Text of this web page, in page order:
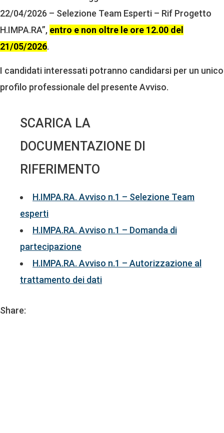
22/04/2026 – Selezione Team Esperti – Rif Progetto
H.IMPA.RA”, entro e non oltre le ore 12.00 del
21/05/2026.
I candidati interessati potranno candidarsi per un unico
profilo professionale del presente Avviso.
SCARICA LA
DOCUMENTAZIONE DI
RIFERIMENTO
H.IMPA.RA. Avviso n.1 – Selezione Team
esperti
H.IMPA.RA. Avviso n.1 – Domanda di
partecipazione
H.IMPA.RA. Avviso n.1 – Autorizzazione al
trattamento dei dati
Share: